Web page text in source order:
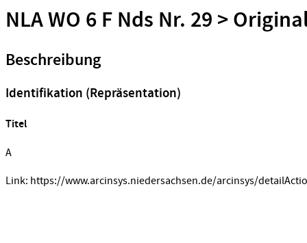
NLA WO 6 F Nds Nr. 29 >
Beschreibung
Identifikation (Repräsentation)
Titel
A
Link: https://www.arcinsys.niedersachsen.de/arcinsys/